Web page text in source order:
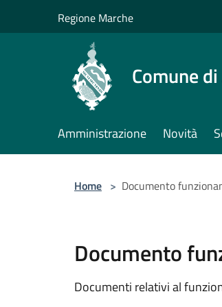
Regione Marche
Comune
Amministrazione Novità
Home > Documento
Documento
Documenti relativi al